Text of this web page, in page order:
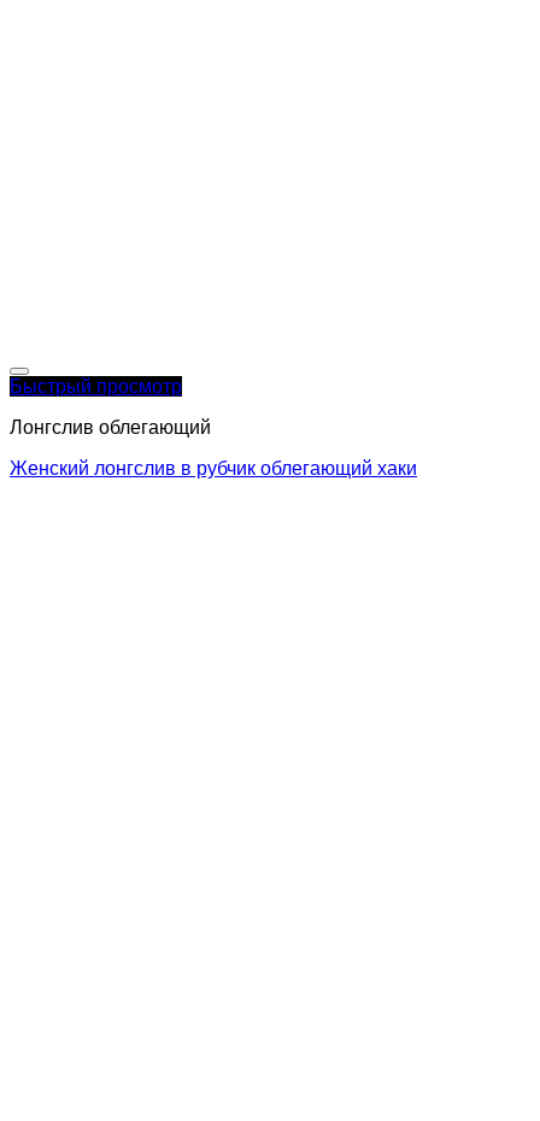
Быстрый просмотр
Лонгслив облегающий
Женский лонгслив в рубчик облегающий хаки